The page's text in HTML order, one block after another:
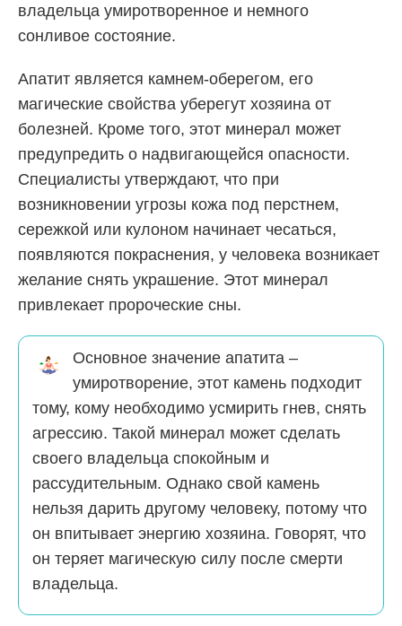
владельца умиротворенное и немного
сонливое состояние.
Апатит является камнем-оберегом, его
магические свойства уберегут хозяина от
болезней. Кроме того, этот минерал может
предупредить о надвигающейся опасности.
Специалисты утверждают, что при
возникновении угрозы кожа под перстнем,
сережкой или кулоном начинает чесаться,
появляются покраснения, у человека возникает
желание снять украшение. Этот минерал
привлекает пророческие сны.
Основное значение апатита –
умиротворение, этот камень подходит
тому, кому необходимо усмирить гнев, снять
агрессию. Такой минерал может сделать
своего владельца спокойным и
рассудительным. Однако свой камень
нельзя дарить другому человеку, потому что
он впитывает энергию хозяина. Говорят, что
он теряет магическую силу после смерти
владельца.